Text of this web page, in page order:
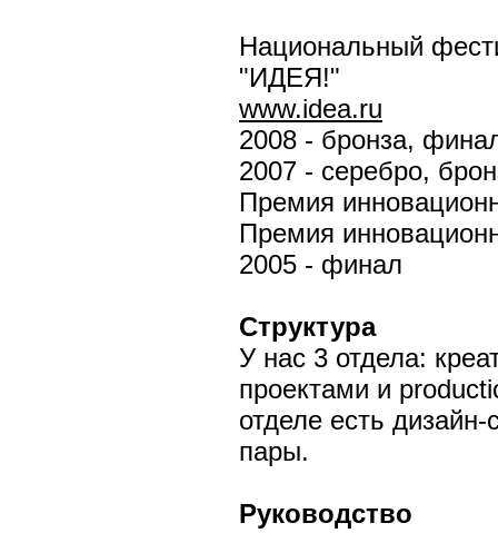
Национальный
"ИДЕЯ!"
www.idea.ru
2008 - бронза,
2007 - серебро,
Премия
Премия
2005 - финал
Структура
У нас 3 отдела:
проектами и
отделе есть
пары.
Руководство